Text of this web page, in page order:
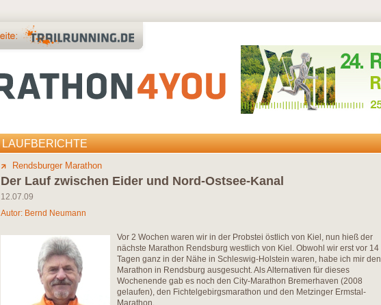
LAUFBERICHTE
Rendsburger Marathon
Der Lauf zwischen Eider und Nord-Ostsee-Kanal
12.07.09
Autor: Bernd Neumann
Vor 2 Wochen waren wir in der Probstei östlich von Kiel, nun hieß der
nächste Marathon Rendsburg westlich von Kiel. Obwohl wir erst vor 14
Tagen ganz in der Nähe in Schleswig-Holstein waren, habe ich mir den
Marathon in Rendsburg ausgesucht. Als Alternativen für dieses
Wochenende gab es noch den City-Marathon Bremerhaven (2008
gelaufen), den Fichtelgebirgsmarathon und den Metzinger Ermstal-
Marathon.